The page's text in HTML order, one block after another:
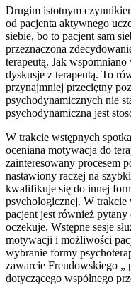
Drugim istotnym
od pacjenta aktywnego
siebie, bo to pacjent sam
przeznaczona
terapeutą. Jak
dyskusje z terapeutą. To
przynajmniej przeciętny
psychodynamicznych nie
psychodynamiczna jest
W trakcie wstępnych
oceniana motywacja do
zainteresowany procesem
nastawiony raczej na
kwalifikuje się do innej
psychologicznej. W
pacjent jest również
oczekuje. Wstępne sesje
motywacji i możliwości
wybranie formy
zawarcie Freudowskiego „
dotyczącego wspólnego